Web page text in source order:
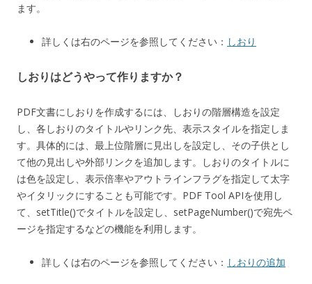
ます。
詳しくは右のページを参照してください： しおり
しおりはどうやって作りますか？
PDF文書にしおりを作成するには、しおりの階層構造を設定
し、各しおりのタイトルやリンク先、表示スタイルを指定しま
す。具体的には、最上位階層に見出しを設定し、その子供とし
て他の見出しや外部リンクを追加します。しおりのタイトルに
は色を設定し、表示倍率やアウトラインフラグを指定して太字
やイタリックにすることも可能です。PDF Tool APIを使用し
て、setTitle()でタイトルを設定し、setPageNumber()で宛先ペ
ージを指定するなどの機能を利用します。
詳しくは右のページを参照してください： しおりの追加